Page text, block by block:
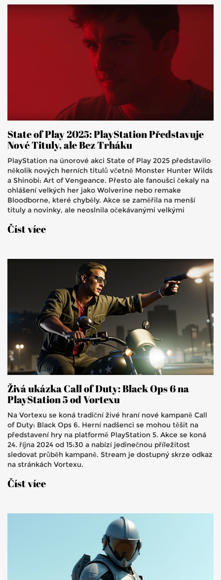
State of Play 2025: PlayStation Představuje
Nové Tituly, ale Bez Trháku
PlayStation na únorové akci State of Play 2025 představilo
několik nových herních titulů včetně Monster Hunter Wilds
a Shinobi: Art of Vengeance. Přesto ale fanoušci čekaly na
ohlášení velkých her jako Wolverine nebo remake
Bloodborne, které chyběly. Akce se zaměřila na menší
tituly a novinky, ale neoslnila očekávanými velkými
Číst více
Živá ukázka Call of Duty: Black Ops 6 na
PlayStation 5 od Vortexu
Na Vortexu se koná tradiční živé hraní nové kampaně Call
of Duty: Black Ops 6. Herní nadšenci se mohou těšit na
představení hry na platformě PlayStation 5. Akce se koná
24. října 2024 od 15:30 a nabízí jedinečnou příležitost
sledovat průběh kampaně. Stream je dostupný skrze odkaz
na stránkách Vortexu.
Číst více